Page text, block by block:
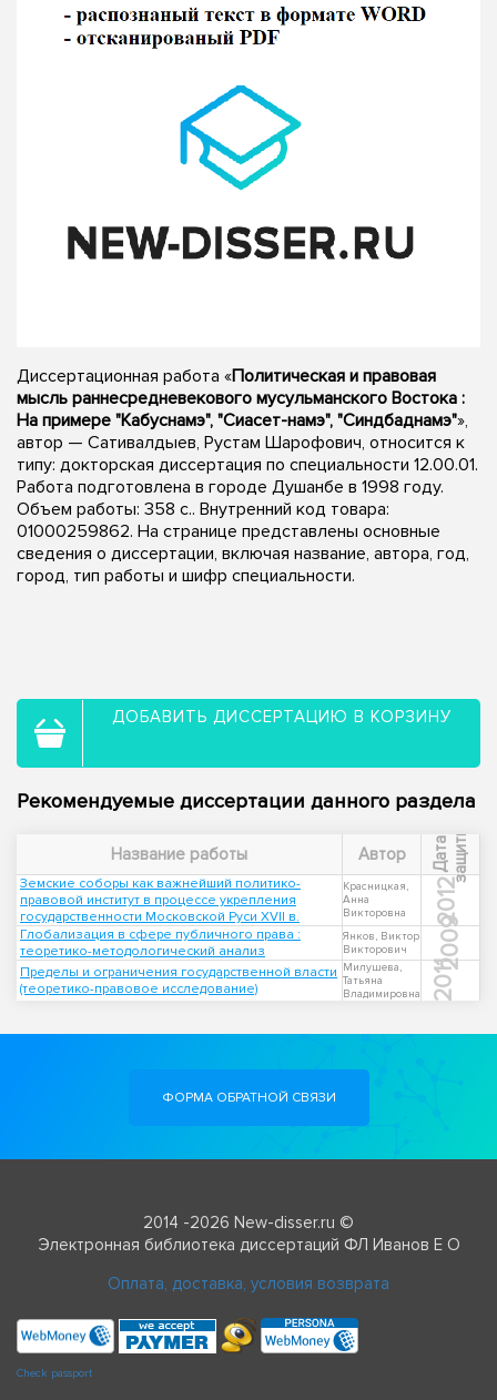
Диссертационная работа «Политическая и правовая
мысль раннесредневекового мусульманского Востока :
На примере "Кабуснамэ", "Сиасет-намэ", "Синдбаднамэ"»,
автор — Сативалдыев, Рустам Шарофович, относится к
типу: докторская диссертация по специальности 12.00.01.
Работа подготовлена в городе Душанбе в 1998 году.
Объем работы: 358 с.. Внутренний код товара:
01000259862. На странице представлены основные
сведения о диссертации, включая название, автора, год,
город, тип работы и шифр специальности.
ДОБАВИТЬ ДИССЕРТАЦИЮ В КОРЗИНУ
Рекомендуемые диссертации данного раздела
Название работы Автор Д
а
т
а
з
а
щ
и
т ы
Земские соборы как важнейший политико-
правовой институт в процессе укрепления
государственности Московской Руси XVII в.
Красницкая,
Анна
Викторовна
2012
Глобализация в сфере публичного права :
теоретико-методологический анализ
Янков, Виктор
Викторович
2009
Пределы и ограничения государственной власти
(теоретико-правовое исследование)
Милушева,
Татьяна
Владимировна
2011
ФОРМА ОБРАТНОЙ СВЯЗИ
2014 -2026 New-disser.ru ©
Электронная библиотека диссертаций ФЛ Иванов Е О
Оплата, доставка, условия возврата
Check passport